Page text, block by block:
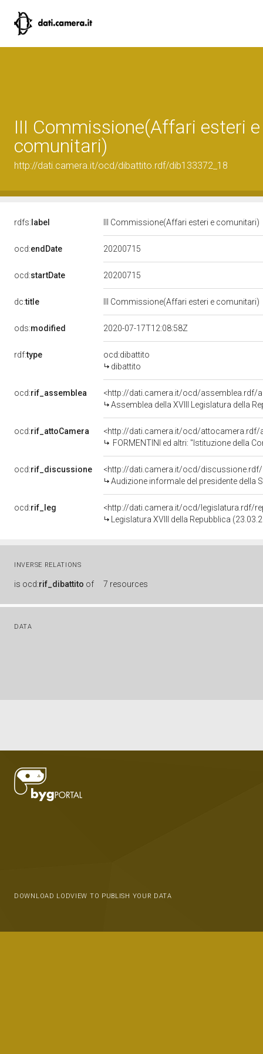
III Commissione(Affari esteri e
comunitari)
http://dati.camera.it/ocd/dibattito.rdf/dib133372_18
rdfs: label III Commissione(Affari esteri e comunitari)
ocd:endDate 20200715
ocd:startDate 20200715
dc:title III Commissione(Affari esteri e comunitari)
ods:modified 2020-07-17T12:08:58Z
rdf:type
ocd:dibattito
dibattito
ocd:rif_assemblea
<http://dati.camera.it/ocd/assemblea.rdf/
Assemblea della XVIII Legislatura della
ocd:rif_attoCamera
<http://dati.camera.it/ocd/attocamera.rdf/
FORMENTINI ed altri: "Istituzione della Commissione
ocd:rif_discussione
<http://dati.camera.it/ocd/discussione.rdf/
Audizione informale del presidente della Società
ocd:rif_leg
<http://dati.camera.it/ocd/legislatura.rdf/
Legislatura XVIII della Repubblica
INVERSE RELATIONS
is ocd:rif_dibattito of 7 resources
DATA
DOWNLOAD LODVIEW TO PUBLISH YOUR DATA